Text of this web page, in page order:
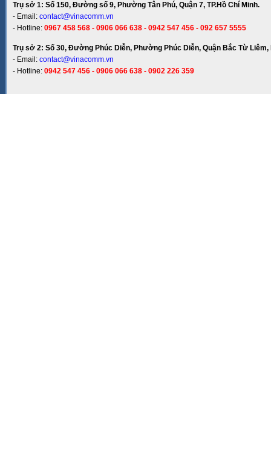
Trụ sở 1: Số 150, Đường số 9, Phường Tân Phú, Quận 7, TP.Hồ Chí Minh.
- Email: contact@vinacomm.vn
- Hotline: 0967 458 568 - 0906 066 638 - 0942 547 456 - 092 657 5555
Trụ sở 2: Số 30, Đường Phúc Diễn, Phường Phúc Diễn, Quận Bắc Từ Liêm,
- Email: contact@vinacomm.vn
- Hotline: 0942 547 456 - 0906 066 638 - 0902 226 359